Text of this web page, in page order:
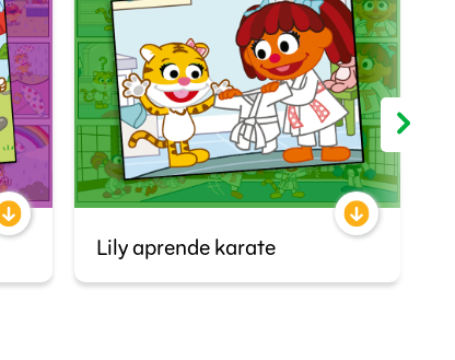
Lily aprende karate